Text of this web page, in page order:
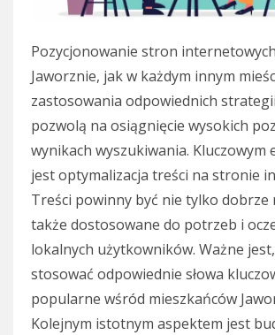
Pozycjonowanie stron
Jaworznie, jak w każdym innym
zastosowania odpowiednich
pozwolą na osiągnięcie wysokich
wynikach wyszukiwania. Kluczowym
jest optymalizacja treści na stronie
Treści powinny być nie tylko dobrze
także dostosowane do potrzeb i
lokalnych użytkowników. Ważne
stosować odpowiednie słowa
popularne wśród mieszkańców
Kolejnym istotnym aspektem jest